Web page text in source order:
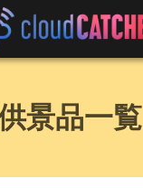
景品一覧